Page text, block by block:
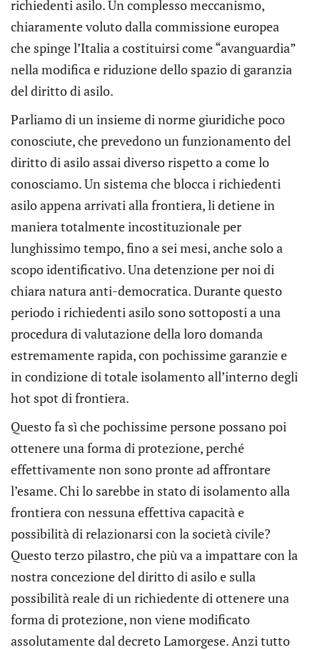
richiedenti asilo. Un complesso meccanismo,
chiaramente voluto dalla commissione europea
che spinge l’Italia a costituirsi come “avanguardia”
nella modifica e riduzione dello spazio di garanzia
del diritto di asilo.
Parliamo di un insieme di norme giuridiche poco
conosciute, che prevedono un funzionamento del
diritto di asilo assai diverso rispetto a come lo
conosciamo. Un sistema che blocca i richiedenti
asilo appena arrivati alla frontiera, li detiene in
maniera totalmente incostituzionale per
lunghissimo tempo, fino a sei mesi, anche solo a
scopo identificativo. Una detenzione per noi di
chiara natura anti-democratica. Durante questo
periodo i richiedenti asilo sono sottoposti a una
procedura di valutazione della loro domanda
estremamente rapida, con pochissime garanzie e
in condizione di totale isolamento all’interno degli
hot spot di frontiera.
Questo fa sì che pochissime persone possano poi
ottenere una forma di protezione, perché
effettivamente non sono pronte ad affrontare
l’esame. Chi lo sarebbe in stato di isolamento alla
frontiera con nessuna effettiva capacità e
possibilità di relazionarsi con la società civile?
Questo terzo pilastro, che più va a impattare con la
nostra concezione del diritto di asilo e sulla
possibilità reale di un richiedente di ottenere una
forma di protezione, non viene modificato
assolutamente dal decreto Lamorgese. Anzi tutto